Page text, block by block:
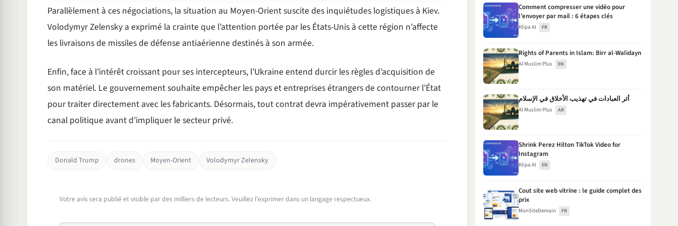
Parallèlement à ces négociations, la situation au Moyen-Orient suscite des inquiétudes logistiques à Kiev.
Volodymyr Zelensky a exprimé la crainte que l’attention portée par les États-Unis à cette région n’affecte
les livraisons de missiles de défense antiaérienne destinés à son armée.
Enfin, face à l’intérêt croissant pour ses intercepteurs, l’Ukraine entend durcir les règles d’acquisition de
son matériel. Le gouvernement souhaite empêcher les pays et entreprises étrangers de contourner l’État
pour traiter directement avec les fabricants. Désormais, tout contrat devra impérativement passer par le
canal politique avant d’impliquer le secteur privé.
Donald Trump drones Moyen-Orient Volodymyr Zelensky
Votre avis sera publié et visible par des milliers de lecteurs. Veuillez l'exprimer dans un langage respectueux.
Comment compresser une vidéo pour
l’envoyer par mail : 6 étapes clés
Klipa AI FR
Rights of Parents in Islam: Birr al-Walidayn
Al Muslim Plus EN
أثر العبادات في تهذيب الأخلاق في الإسلام
Al Muslim Plus AR
Shrink Perez Hilton TikTok Video for
Instagram
Klipa AI EN
Cout site web vitrine : le guide complet des
prix
MonSiteDemain FR